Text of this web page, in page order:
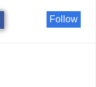
Follow